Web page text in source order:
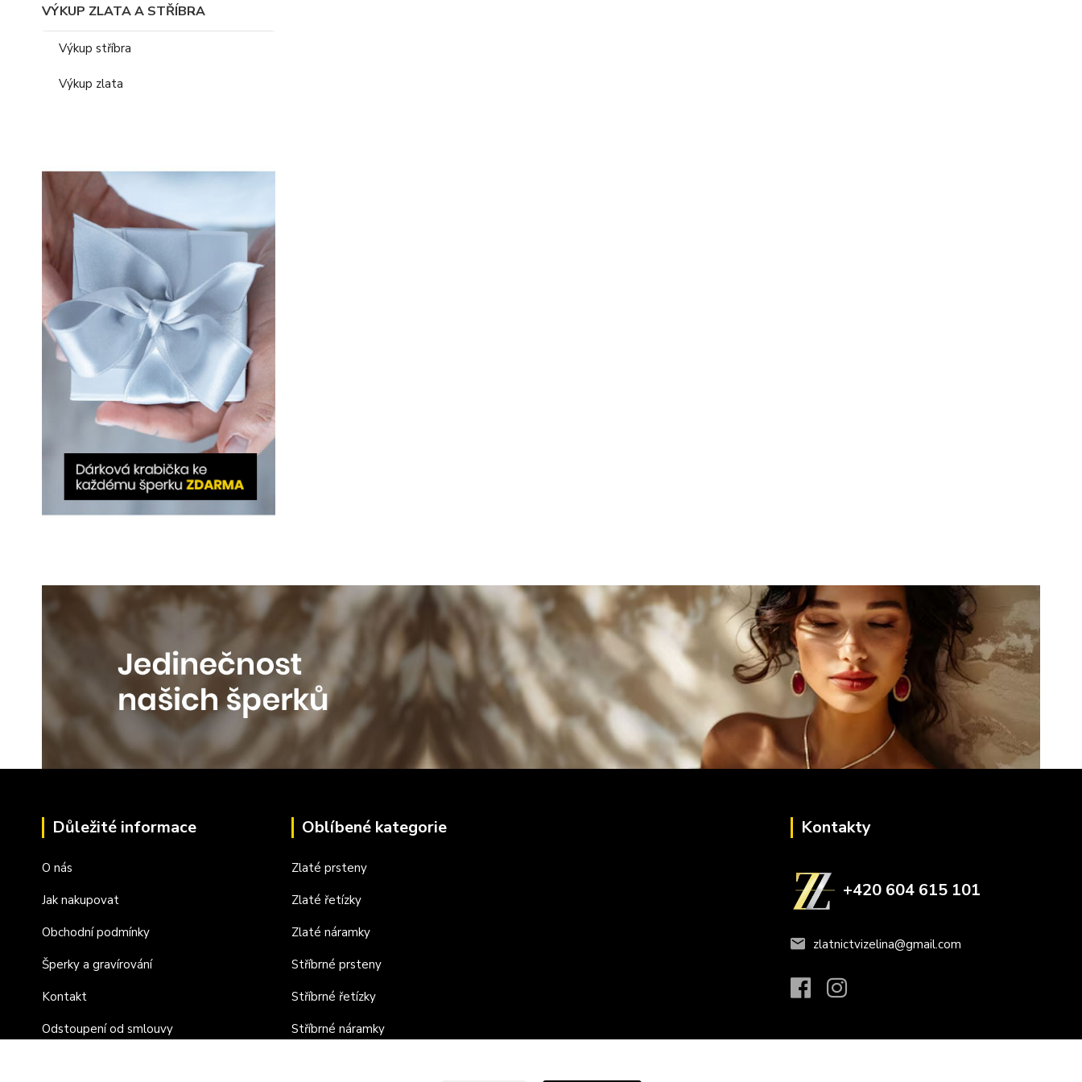
VÝKUP ZLATA A STŘÍBRA
Výkup stříbra
Výkup zlata
Důležité informace
O nás
Jak nakupovat
Obchodní podmínky
Šperky a gravírování
Kontakt
Odstoupení od smlouvy
Oblíbené kategorie
Zlaté prsteny
Zlaté řetízky
Zlaté náramky
Stříbrné prsteny
Stříbrné řetízky
Stříbrné náramky
Kontakty
+420 604 615 101
zlatnictvizelina@gmail.com